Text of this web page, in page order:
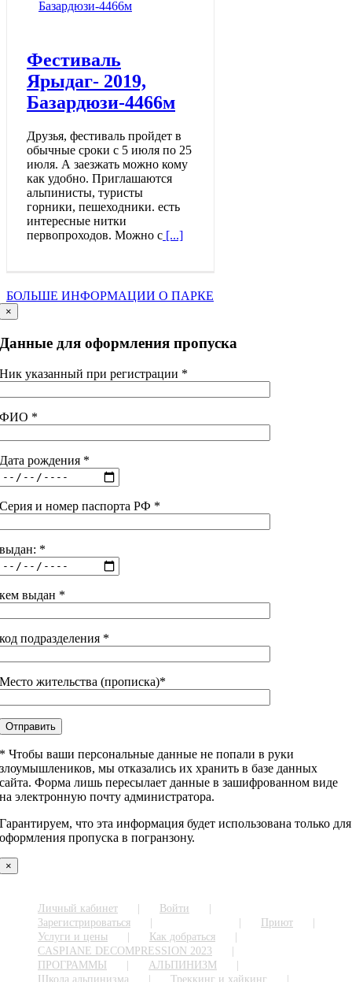
Базардюзи-4466м
Фестиваль
Ярыдаг- 2019,
Базардюзи-4466м
Друзья, фестиваль пройдет в
обычные сроки с 5 июля по 25
июля. А заезжать можно кому
как удобно. Приглашаются
альпинисты, туристы
горники, пешеходники. есть
интересные нитки
первопроходов. Можно с [...]
БОЛЬШЕ ИНФОРМАЦИИ О ПАРКЕ
×
Данные для оформления пропуска
Ник указанный при регистрации *
ФИО *
Дата рождения *
Серия и номер паспорта РФ *
выдан: *
кем выдан *
код подразделения *
Место жительства (прописка)*
* Чтобы ваши персональные данные не попали в руки
злоумышлеников, мы отказались их хранить в базе данных
сайта. Форма лишь пересылает данные в зашифрованном виде
на электронную почту администратора.
Гарантируем, что эта информация будет использована только для
оформления пропуска в погранзону.
×
Личный кабинет
Войти
Зарегистрироваться
Приют
Услуги и цены
Как добраться
CASPIANE DECOMPRESSION 2023
ПРОГРАММЫ
АЛЬПИНИЗМ
Школа альпинизма
Треккинг и хайкинг